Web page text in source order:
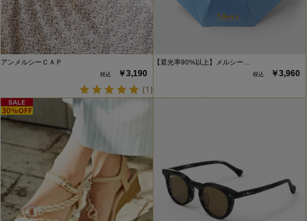
アンメルシーＣＡＰ
￥3,190
(1)
【遮光率90%以上】メルシー…
￥3,960